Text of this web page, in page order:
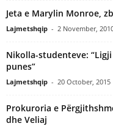
Jeta e Marylin Monroe,
Lajmetshqip - 2 November,
Nikolla-studenteve:
punes”
Lajmetshqip - 20 October, 2015
Prokuroria e
dhe Veliaj